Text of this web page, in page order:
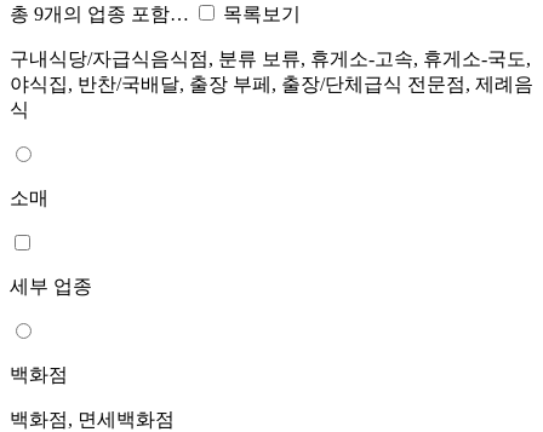
총 9개의 업종 포함…
목록보기
구내식당/자급식음식점, 분류 보류, 휴게소-고속, 휴게소-국도,
야식집, 반찬/국배달, 출장 부페, 출장/단체급식 전문점, 제례음
식
소매
세부 업종
백화점
백화점, 면세백화점